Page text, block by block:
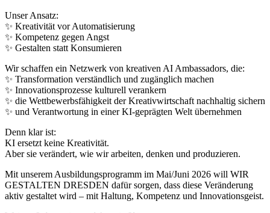
Unser Ansatz:
✨ Kreativität vor Automatisierung
✨ Kompetenz gegen Angst
✨ Gestalten statt Konsumieren
Wir schaffen ein Netzwerk von kreativen AI Ambassadors, die:
✨ Transformation verständlich und zugänglich machen
✨ Innovationsprozesse kulturell verankern
✨ die Wettbewerbsfähigkeit der Kreativwirtschaft nachhaltig sichern
✨ und Verantwortung in einer KI-geprägten Welt übernehmen
Denn klar ist:
KI ersetzt keine Kreativität.
Aber sie verändert, wie wir arbeiten, denken und produzieren.
Mit unserem Ausbildungsprogramm im Mai/Juni 2026 will WIR
GESTALTEN DRESDEN dafür sorgen, dass diese Veränderung
aktiv gestaltet wird – mit Haltung, Kompetenz und Innovationsgeist.